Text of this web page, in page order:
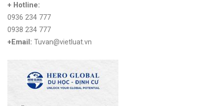
+ Hotline:
0936 234 777
0938 234 777
+Email: Tuvan@vietluat.vn